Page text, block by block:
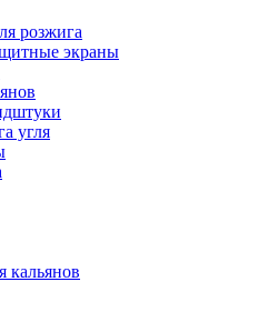
розжига
экраны
угля
кальянов